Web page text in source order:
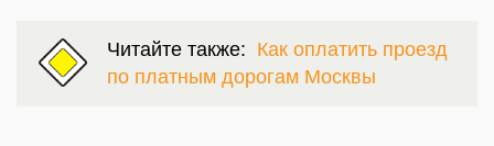
Читайте также: Как оплатить проезд
по платным дорогам Москвы